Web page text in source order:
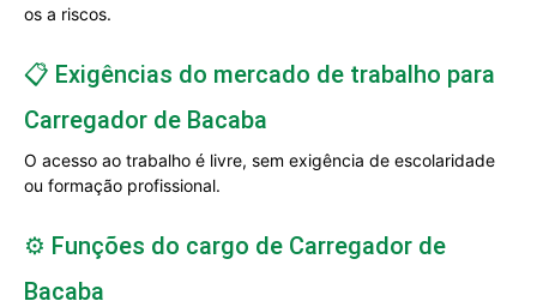
os a riscos.
📋 Exigências do mercado de trabalho para
Carregador de Bacaba
O acesso ao trabalho é livre, sem exigência de escolaridade
ou formação profissional.
⚙️ Funções do cargo de Carregador de
Bacaba